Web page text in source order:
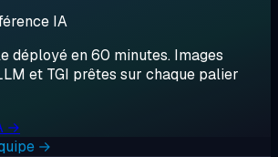
IA
déployé en 60 minutes. Images
et TGI prêtes sur chaque palier
→
→